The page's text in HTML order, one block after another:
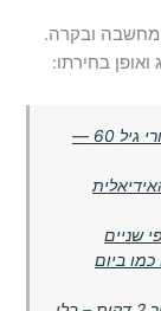
מחשבה ובקרה.
בחירתו:
השיטה המושלמת לשינוי צבע השיער אחרי גיל 60 —
שניים
ביום